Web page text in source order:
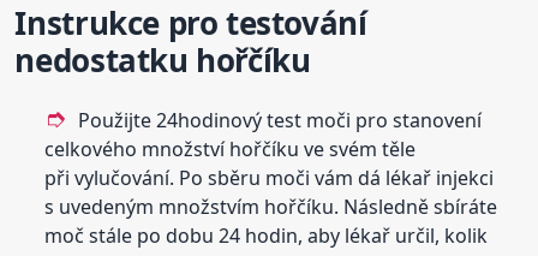
Instrukce pro testování
nedostatku hořčíku
Použijte 24hodinový test moči pro stanovení
celkového množství hořčíku ve svém těle
při vylučování. Po sběru moči vám dá lékař injekci
s uvedeným množstvím hořčíku. Následně sbíráte
moč stále po dobu 24 hodin, aby lékař určil, kolik